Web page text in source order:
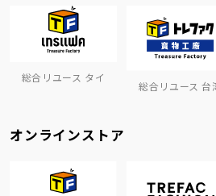
総合リユース タイ
総合リユース 台
オンラインストア